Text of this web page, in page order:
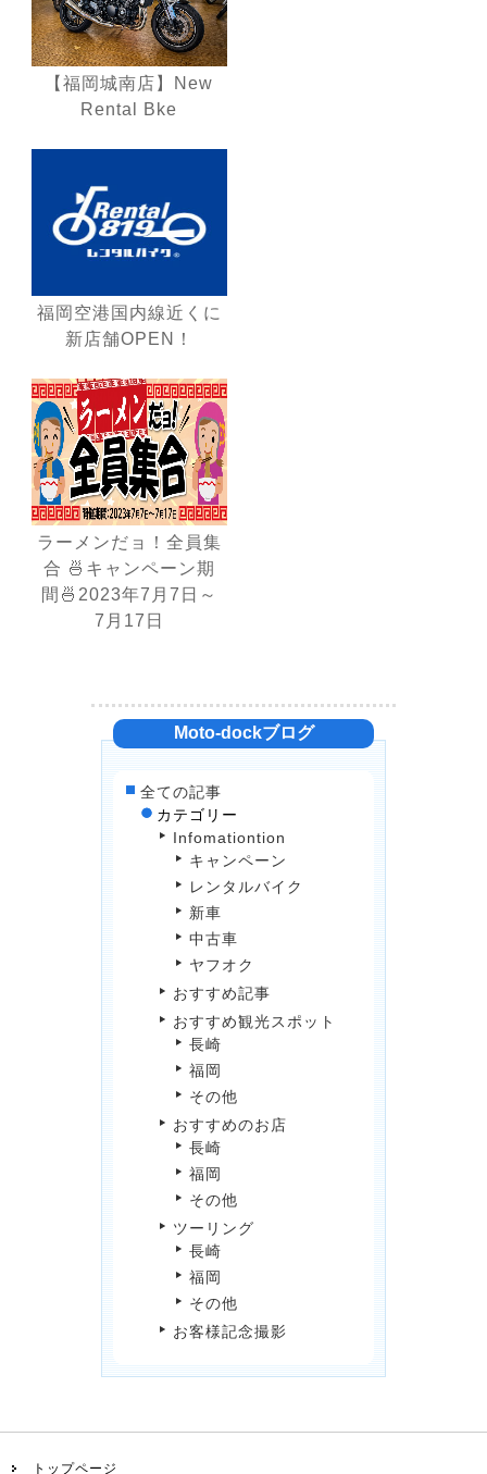
【福岡城南店】New
Rental Bke
福岡空港国内線近くに
新店舗OPEN！
ラーメンだョ！全員集
合 🍜キャンペーン期
間🍜2023年7月7日～
7月17日
Moto-dockブログ
全ての記事
カテゴリー
Infomationtion
キャンペーン
レンタルバイク
新車
中古車
ヤフオク
おすすめ記事
おすすめ観光スポット
長崎
福岡
その他
おすすめのお店
長崎
福岡
その他
ツーリング
長崎
福岡
その他
お客様記念撮影
トップページ